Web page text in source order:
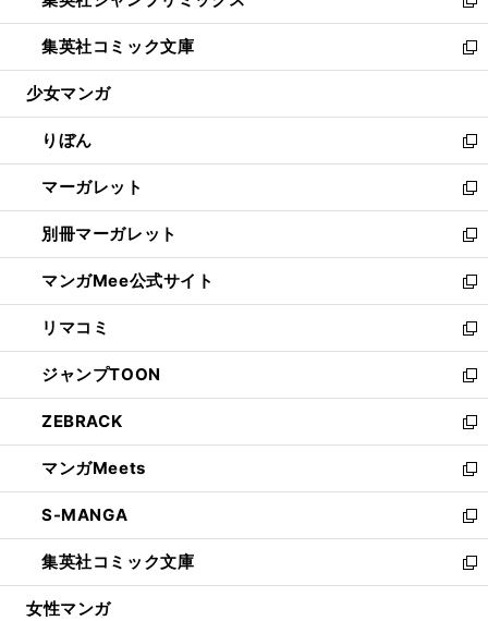
開
く
ウ
で
開
ン
ド
ウ
開
く
ウ
ィ
ン
ウ
で
開
く
新
し
い
ウ
ン
ド
ウ
で
開
く
集英社コミック文庫
新
し
ウ
ィ
ン
ド
ウ
で
開
く
少女マンガ
りぼん
新
し
い
ウ
ィ
ン
ド
ウ
で
開
く
マーガレット
新
し
い
ウ
ィ
ン
ド
ウ
で
開
く
別冊マーガレット
新
し
い
ウ
ィ
ン
ド
ウ
で
開
く
マンガMee公式サイト
新
し
い
ウ
ィ
ン
ド
ウ
で
開
く
リマコミ
新
し
い
ウ
ィ
ン
ド
ウ
で
開
く
ジャンプTOON
新
し
い
ウ
ィ
ン
ド
ウ
で
開
ZEBRACK
新
し
い
ウ
ィ
ン
ド
ウ
マンガMeets
新
し
い
ウ
ィ
ン
S-MANGA
新
し
い
ウ
集英社コミック文庫
新
し
女性マンガ